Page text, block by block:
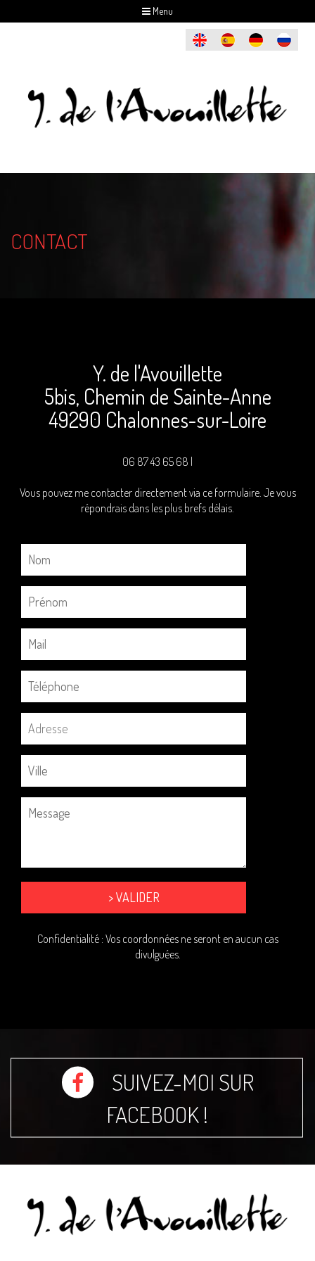
Menu
CONTACT
Y. de l'Avouillette
5bis, Chemin de Sainte-Anne
49290 Chalonnes-sur-Loire
06 87 43 65 68 |
Vous pouvez me contacter directement via ce formulaire. Je vous
répondrais dans les plus brefs délais.
Confidentialité : Vos coordonnées ne seront en aucun cas
divulguées.
SUIVEZ-MOI SUR
FACEBOOK !